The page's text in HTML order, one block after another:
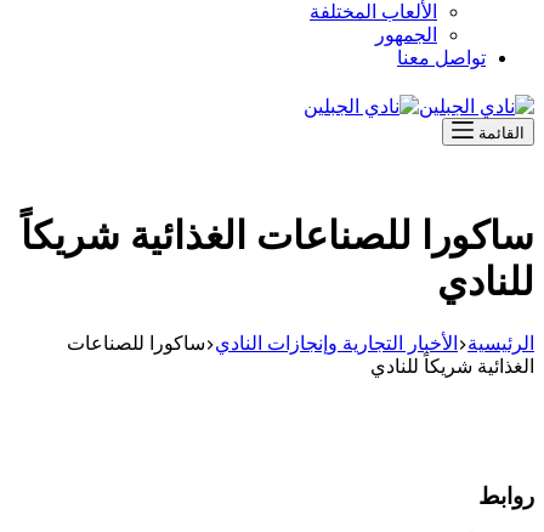
الألعاب المختلفة
الجمهور
تواصل معنا
القائمة
ساكورا للصناعات الغذائية شريكاً
للنادي
الرئيسية الأخبار التجارية وإنجازات النادي ساكورا للصناعات
الغذائية شريكاً للنادي
روابط